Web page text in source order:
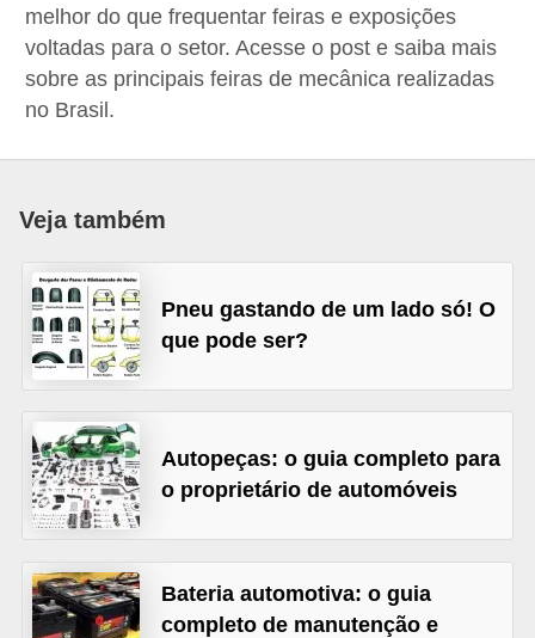
melhor do que frequentar feiras e exposições
voltadas para o setor. Acesse o post e saiba mais
sobre as principais feiras de mecânica realizadas
no Brasil.
Veja também
Pneu gastando de um lado só! O
que pode ser?
Autopeças: o guia completo para
o proprietário de automóveis
Bateria automotiva: o guia
completo de manutenção e
c
i
o
i
A
u
t
m
ó
v
i
s